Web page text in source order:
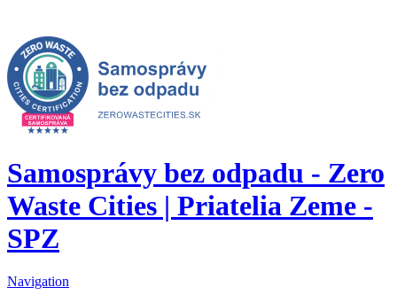
Samosprávy bez odpadu - Zero
Waste Cities | Priatelia Zeme -
SPZ
Navigation